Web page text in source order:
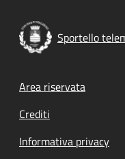
Sportello
Footer menu
Area riservata
Crediti
Informativa privacy